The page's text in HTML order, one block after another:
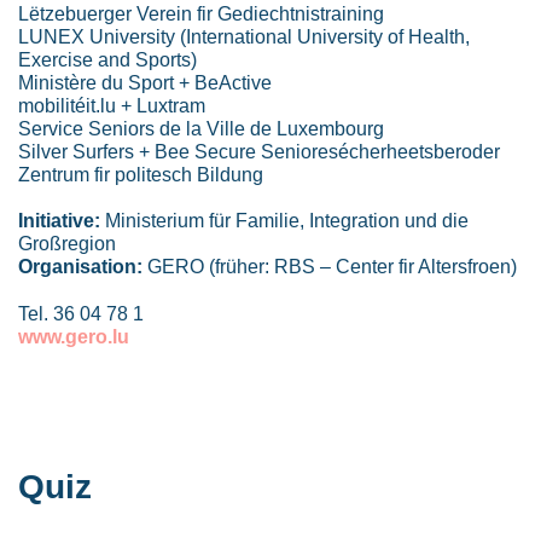
Lëtzebuerger Verein fir Gediechtnistraining
LUNEX University (International University of Health,
Exercise and Sports)
Ministère du Sport + BeActive
mobilitéit.lu + Luxtram
Service Seniors de la Ville de Luxembourg
Silver Surfers + Bee Secure Senioresécherheetsberoder
Zentrum fir politesch Bildung
Initiative: Ministerium für Familie, Integration und die
Großregion
Organisation: GERO (früher: RBS – Center fir Altersfroen)
Tel. 36 04 78 1
www.gero.lu
Quiz